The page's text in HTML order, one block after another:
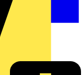
an einem